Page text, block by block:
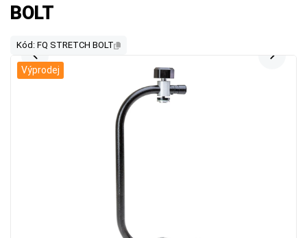
BOLT
Kód: FQ STRETCH BOLT
Výprodej